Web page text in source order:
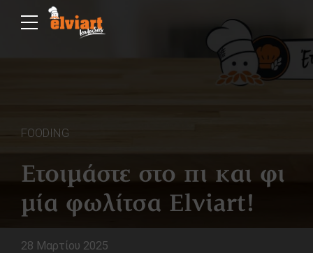
FOODING
Ετοιμάστε στο πι και φι
μία φωλίτσα Elviart!
28 Μαρτίου 2025